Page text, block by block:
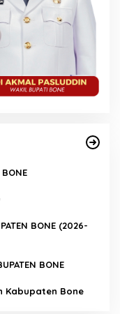
BONE
BONE (2026-
BONE
Kabupaten Bone